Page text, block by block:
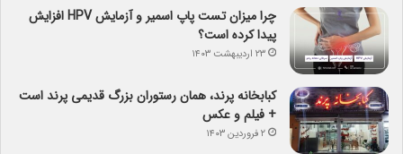
چرا میزان تست پاپ اسمیر و آزمایش HPV افزایش
پیدا کرده است؟
۲۳ اردیبهشت ۱۴۰۳
کبابخانه پرند، همان رستوران بزرگ قدیمی پرند است
+ فیلم و عکس
۲ فروردین ۱۴۰۳